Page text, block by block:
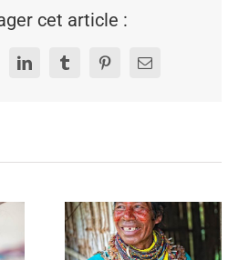
cet article :
LinkedInTumblrPinterestEmail